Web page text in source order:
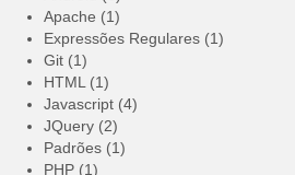
Apache (1)
Expressões Regulares (1)
Git (1)
HTML (1)
Javascript (4)
JQuery (2)
Padrões (1)
PHP (1)